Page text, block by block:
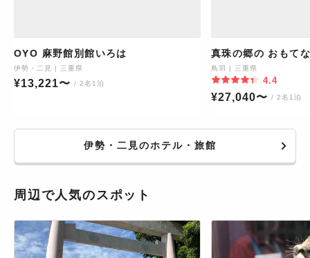
OYO 麻野館別館いろは
伊勢・二見 | 三重県
¥13,221〜 / 2名1泊
真珠の郷の おもて
鳥羽 | 三重県
4.4
¥27,040〜 / 2名1泊
伊勢・二見のホテル・旅館
周辺で人気のスポット